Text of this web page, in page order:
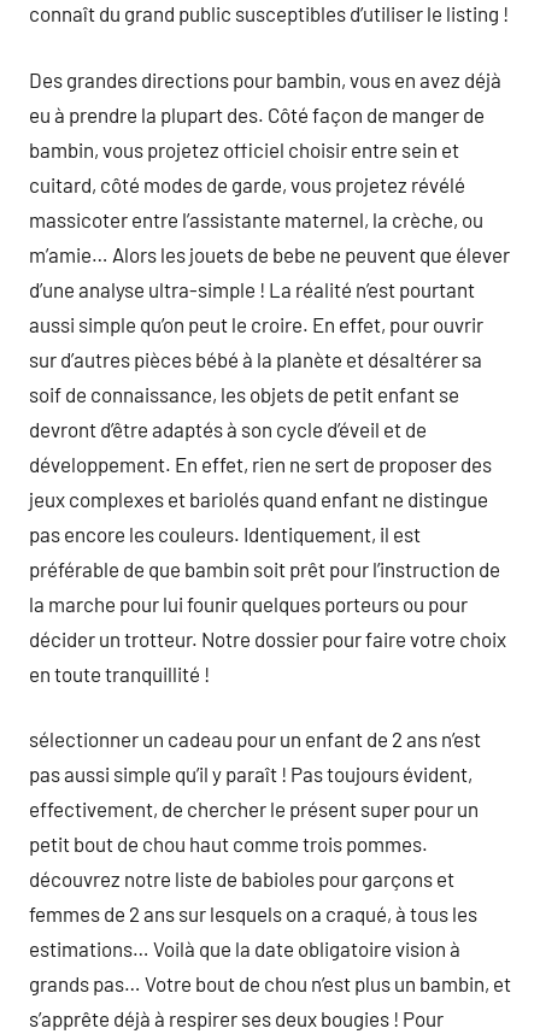
connaît du grand public susceptibles d’utiliser le listing !
Des grandes directions pour bambin, vous en avez déjà
eu à prendre la plupart des. Côté façon de manger de
bambin, vous projetez officiel choisir entre sein et
cuitard, côté modes de garde, vous projetez révélé
massicoter entre l’assistante maternel, la crèche, ou
m’amie… Alors les jouets de bebe ne peuvent que élever
d’une analyse ultra-simple ! La réalité n’est pourtant
aussi simple qu’on peut le croire. En effet, pour ouvrir
sur d’autres pièces bébé à la planète et désaltérer sa
soif de connaissance, les objets de petit enfant se
devront d’être adaptés à son cycle d’éveil et de
développement. En effet, rien ne sert de proposer des
jeux complexes et bariolés quand enfant ne distingue
pas encore les couleurs. Identiquement, il est
préférable de que bambin soit prêt pour l’instruction de
la marche pour lui founir quelques porteurs ou pour
décider un trotteur. Notre dossier pour faire votre choix
en toute tranquillité !
sélectionner un cadeau pour un enfant de 2 ans n’est
pas aussi simple qu’il y paraît ! Pas toujours évident,
effectivement, de chercher le présent super pour un
petit bout de chou haut comme trois pommes.
découvrez notre liste de babioles pour garçons et
femmes de 2 ans sur lesquels on a craqué, à tous les
estimations… Voilà que la date obligatoire vision à
grands pas… Votre bout de chou n’est plus un bambin, et
s’apprête déjà à respirer ses deux bougies ! Pour